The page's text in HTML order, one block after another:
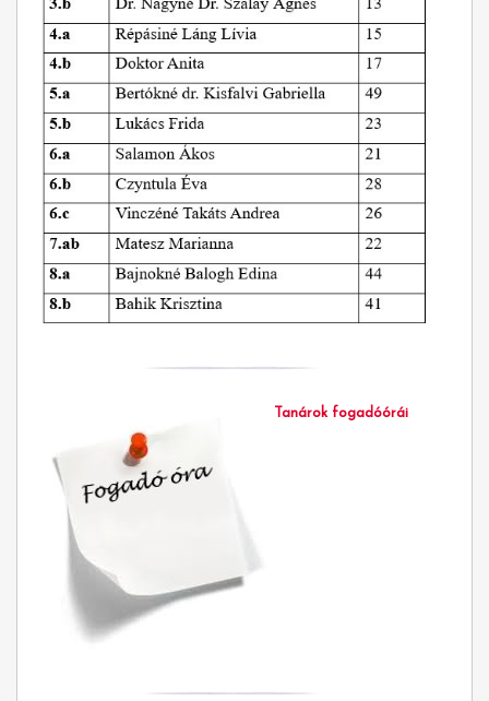
Tanárok fogadóórái